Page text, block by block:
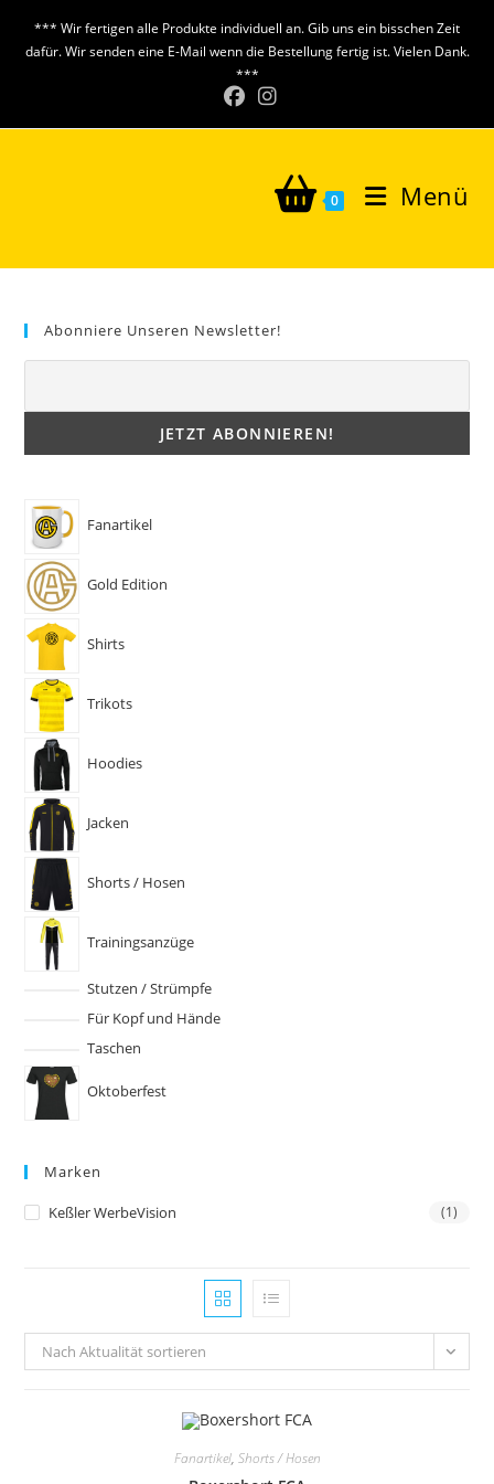
*** Wir fertigen alle Produkte individuell an. Gib uns ein bisschen Zeit
dafür. Wir senden eine E-Mail wenn die Bestellung fertig ist. Vielen Dank.
***
0 Menü
Abonniere Unseren Newsletter!
Fanartikel
Gold Edition
Shirts
Trikots
Hoodies
Jacken
Shorts / Hosen
Trainingsanzüge
Stutzen / Strümpfe
Für Kopf und Hände
Taschen
Oktoberfest
Marken
Keßler WerbeVision (1)
Nach Aktualität sortieren
Fanartikel, Shorts / Hosen